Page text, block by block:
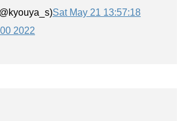
Sat May 21 13:57:18
2022